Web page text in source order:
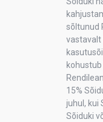
sõltunud
vastavalt
15%
juhul, kui
Sõiduki